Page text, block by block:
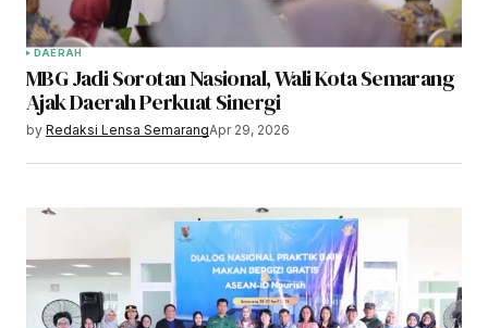
DAERAH
MBG Jadi Sorotan Nasional, Wali Kota Semarang
Ajak Daerah Perkuat Sinergi
by Redaksi Lensa SemarangApr 29, 2026